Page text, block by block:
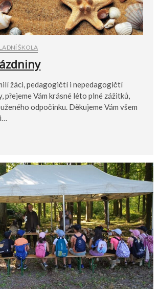
ŠKOLA
žáci, pedagogičtí i nepedagogičtí
přejeme Vám krásné léto plné zážitků,
odpočinku. Děkujeme Vám všem